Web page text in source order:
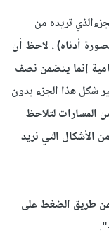
تريده من
أدناه) لاحظ أن
إنما يتضمن نصف
شكل هذا الجزء بدون
المسارات لتلاحظ
الأشكال التي نريد
طريق الضغط على
.